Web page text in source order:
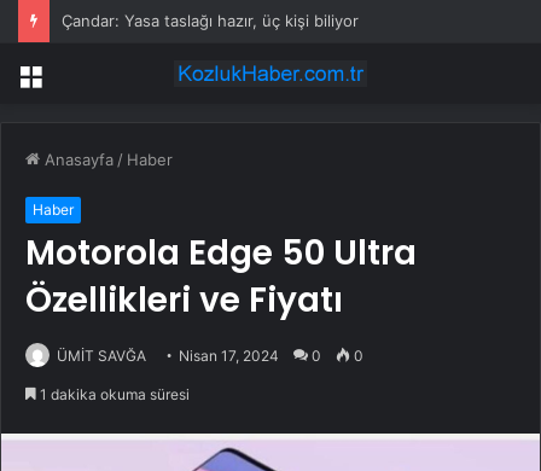
Çandar: Yasa taslağı hazır, üç kişi biliyor
Menü
Anasayfa / Haber
Haber
Motorola Edge 50 Ultra
Özellikleri ve Fiyatı
ÜMİT SAVĞA Nisan 17, 2024 0 0
1 dakika okuma süresi